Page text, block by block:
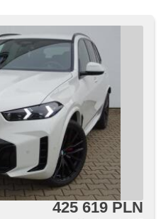
425 619 PLN